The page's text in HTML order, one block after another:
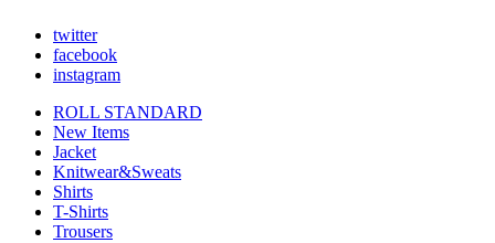
twitter
facebook
instagram
ROLL STANDARD
New Items
Jacket
Knitwear&Sweats
Shirts
T-Shirts
Trousers